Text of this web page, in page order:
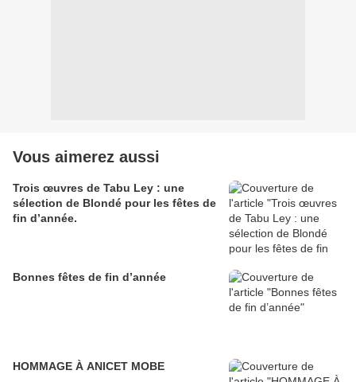
Vous aimerez aussi
Trois œuvres de Tabu Ley : une
sélection de Blondé pour les fêtes de
fin d’année.
Bonnes fêtes de fin d’année
HOMMAGE À ANICET MOBE